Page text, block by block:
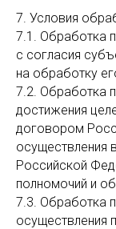
7. Условия
7.1. Обработка
с согласия
на обработку
7.2. Обработка
достижения
договором
осуществления
Российской
полномочий и
7.3. Обработка
осуществления